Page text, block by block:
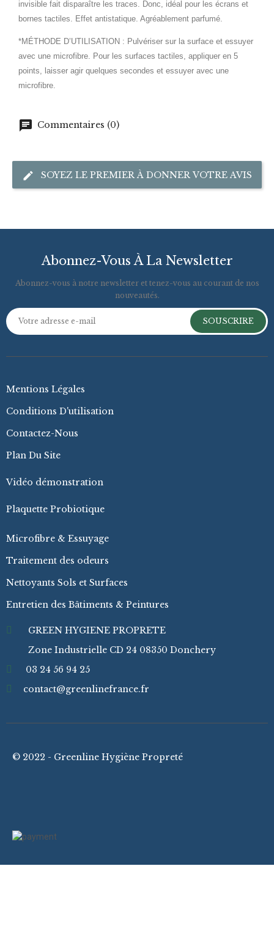
invisible fait disparaître les traces. Donc, idéal pour les écrans et
bornes tactiles. Effet antistatique. Agréablement parfumé.
*MÉTHODE D’UTILISATION : Pulvériser sur la surface et essuyer
avec une microfibre. Pour les surfaces tactiles, appliquer en 5
points, laisser agir quelques secondes et essuyer avec une
microfibre.
Commentaires (0)
SOYEZ LE PREMIER À DONNER VOTRE AVIS
Abonnez-Vous À La Newsletter
Abonnez-vous à notre newsletter et tenez-vous au courant de nos
nouveautés.
SOUSCRIRE
Mentions Légales
Conditions D'utilisation
Contactez-Nous
Plan Du Site
Vidéo démonstration
Plaquette Probiotique
Microfibre & Essuyage
Traitement des odeurs
Nettoyants Sols et Surfaces
Entretien des Bâtiments & Peintures
GREEN HYGIENE PROPRETE
Zone Industrielle CD 24 08350 Donchery
03 24 56 94 25
contact@greenlinefrance.fr
© 2022 - Greenline Hygiène Propreté